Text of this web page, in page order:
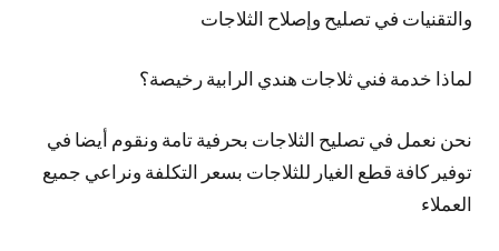
والتقنيات في تصليح وإصلاح الثلاجات
لماذا خدمة فني ثلاجات هندي الرابية رخيصة؟
نحن نعمل في تصليح الثلاجات بحرفية تامة ونقوم أيضا في
توفير كافة قطع الغيار للثلاجات بسعر التكلفة ونراعي جميع
العملاء